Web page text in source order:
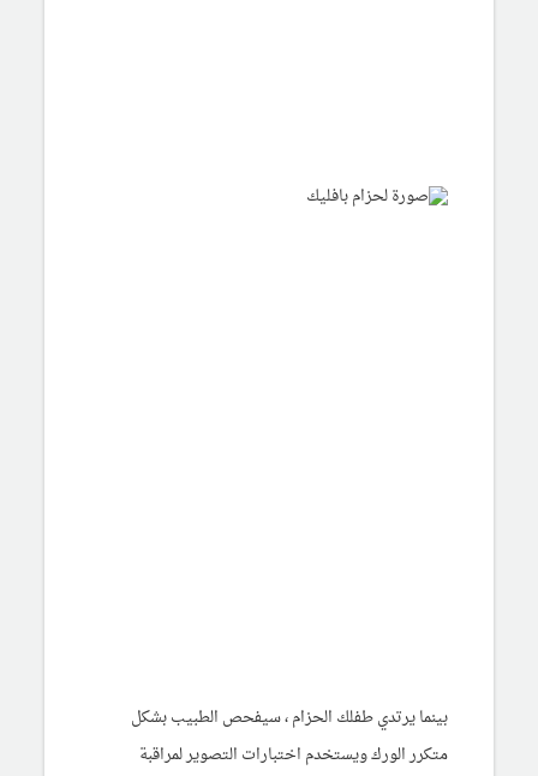
بينما يرتدي طفلك الحزام ، سيفحص الطبيب بشكل
متكرر الورك ويستخدم اختبارات التصوير لمراقبة